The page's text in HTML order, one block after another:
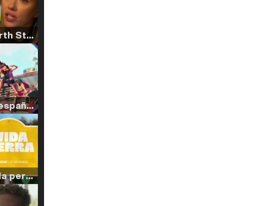
Tráiler 'North Star' (2023)
Tráiler en español de 'La isla olvidada'
Tráiler 'Vida perra' (2026)